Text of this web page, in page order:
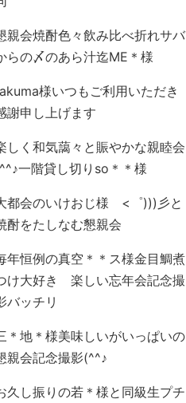
親会焼酎色々飲み比べ折れサバ
らの〆のあら汁迄ME＊様
様いつもご利用いただき
謝申し上げます
しく和気藹々と賑やかな親睦会
一階貸し切りso＊＊様
都会のいけおじ様 <゜)))彡と
酎をたしなむ懇親会
年恒例の真空＊＊ス様金目鯛煮
け大好き 楽しい忘年会記念撮
バッチリ
＊地＊様美味しいがいっぱいの
親会記念撮影(^^♪
久し振りの若＊様と同級生プチ